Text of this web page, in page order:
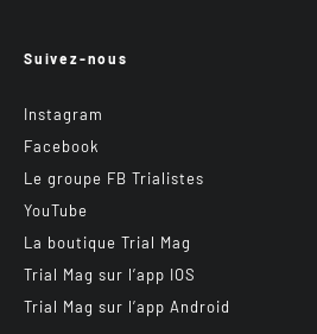
Suivez-nous
Instagram
Facebook
Le groupe FB Trialistes
YouTube
La boutique Trial Mag
Trial Mag sur l’app IOS
Trial Mag sur l’app Android